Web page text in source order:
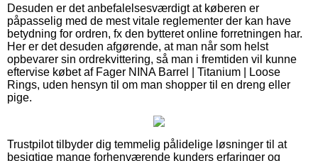
Desuden er det anbefalelsesværdigt at køberen er
påpasselig med de mest vitale reglementer der kan have
betydning for ordren, fx den bytteret online forretningen har.
Her er det desuden afgørende, at man når som helst
opbevarer sin ordrekvittering, så man i fremtiden vil kunne
eftervise købet af Fager NINA Barrel | Titanium | Loose
Rings, uden hensyn til om man shopper til en dreng eller
pige.
Trustpilot tilbyder dig temmelig pålidelige løsninger til at
besigtige mange forhenværende kunders erfaringer og